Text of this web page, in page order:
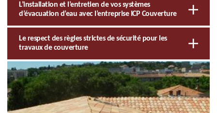
L’installation et l’entretien de vos systèmes
d’évacuation d’eau avec l’entreprise ICP Couverture
Le respect des règles strictes de sécurité pour les
travaux de couverture